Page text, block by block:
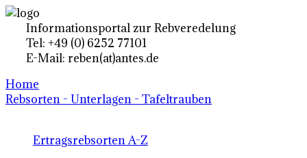
Informationsportal zur Rebveredelung
Tel: +49 (0) 6252 77101
E-Mail: reben(at)antes.de
Home
Rebsorten - Unterlagen - Tafeltrauben
Ertragsrebsorten A-Z